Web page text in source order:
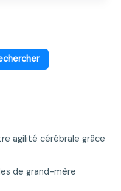
agilité cérébrale grâce
de grand-mère